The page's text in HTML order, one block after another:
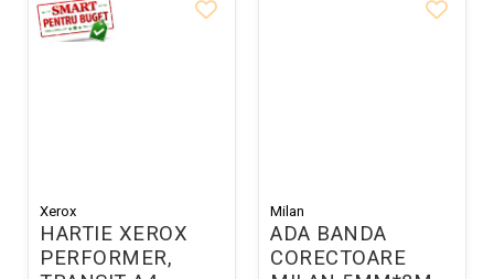
Xerox
HARTIE XEROX
PERFORMER,
Milan
ADA BANDA
CORECTOARE